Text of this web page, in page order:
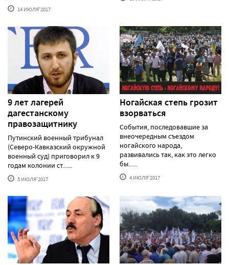
14 ИЮЛЯ'2017
9 лет лагерей
дагестанскому
правозащитнику
Путинский военный трибунал
(Северо-Кавказский окружной
военный суд) приговорил к 9
годам колонии ст......
5 ИЮЛЯ'2017
Ногайская степь грозит
взорваться
События, последовавшие за
внеочередным съездом
ногайского народа,
развивались так, как это легко
бы......
4 ИЮЛЯ'2017